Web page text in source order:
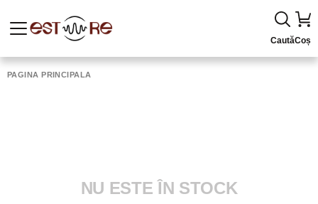
CautăCoș
PAGINA PRINCIPALĂ
NU ESTE ÎN STOCK